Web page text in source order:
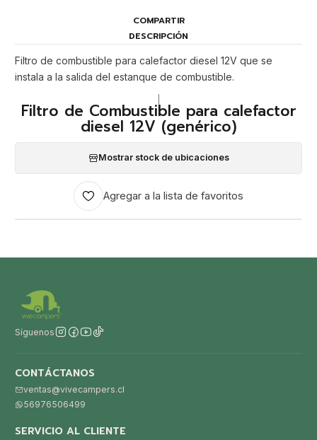
COMPARTIR
DESCRIPCIÓN
Filtro de combustible para calefactor diesel 12V que se
instala a la salida del estanque de combustible.
Filtro de Combustible para calefactor
diesel 12V (genérico)
Mostrar stock de ubicaciones
Agregar a la lista de favoritos
Síguenos
CONTÁCTANOS
ventas@vivecampers.cl
56976506499
SERVICIO AL CLIENTE